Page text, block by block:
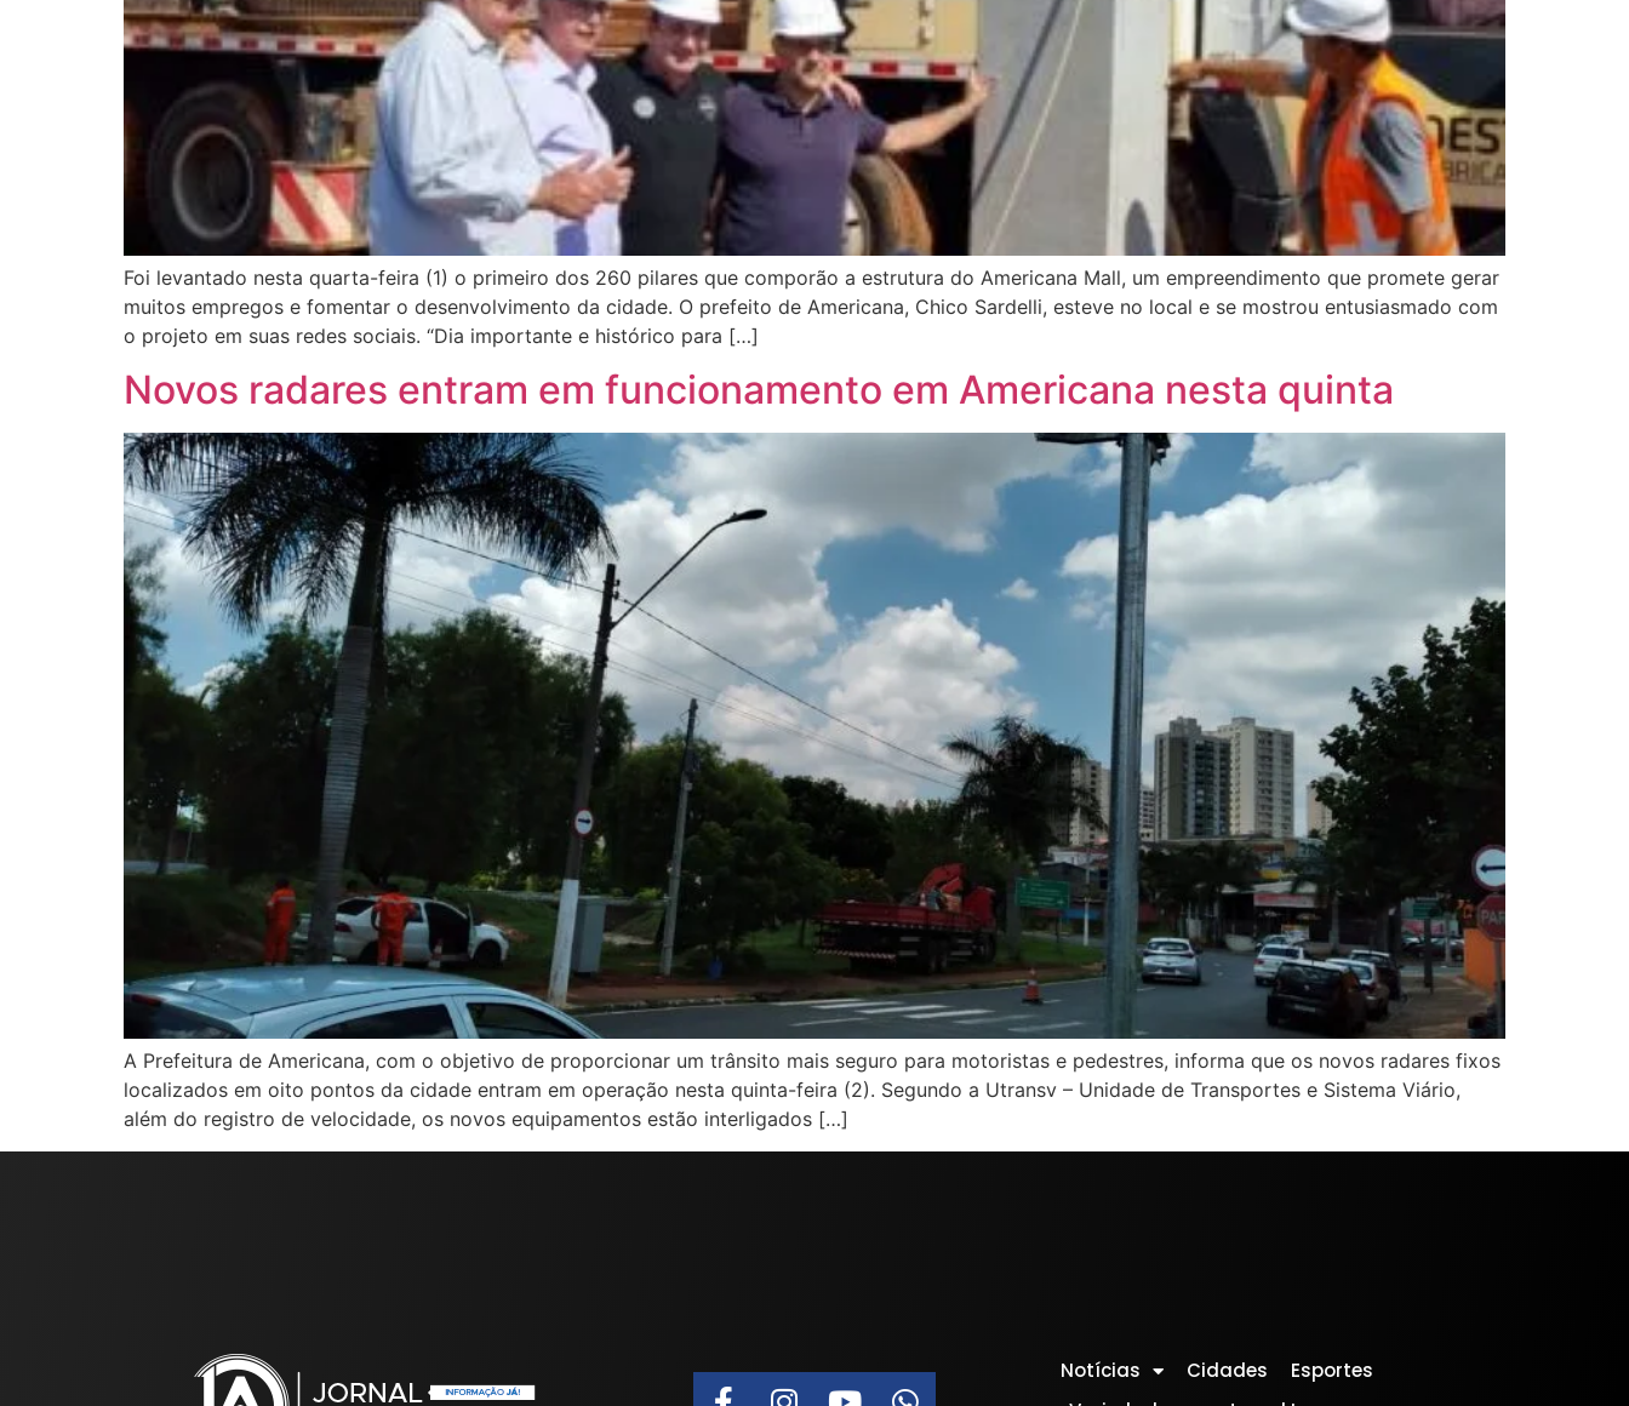
Foi levantado nesta quarta-feira (1) o primeiro dos 260 pilares que comporão a estrutura do Americana Mall, um empreendimento que promete gerar
muitos empregos e fomentar o desenvolvimento da cidade. O prefeito de Americana, Chico Sardelli, esteve no local e se mostrou entusiasmado com
o projeto em suas redes sociais. “Dia importante e histórico para […]
Novos radares entram em funcionamento em Americana nesta quinta
A Prefeitura de Americana, com o objetivo de proporcionar um trânsito mais seguro para motoristas e pedestres, informa que os novos radares fixos
localizados em oito pontos da cidade entram em operação nesta quinta-feira (2). Segundo a Utransv – Unidade de Transportes e Sistema Viário,
além do registro de velocidade, os novos equipamentos estão interligados […]
Notícias Cidades
Esportes